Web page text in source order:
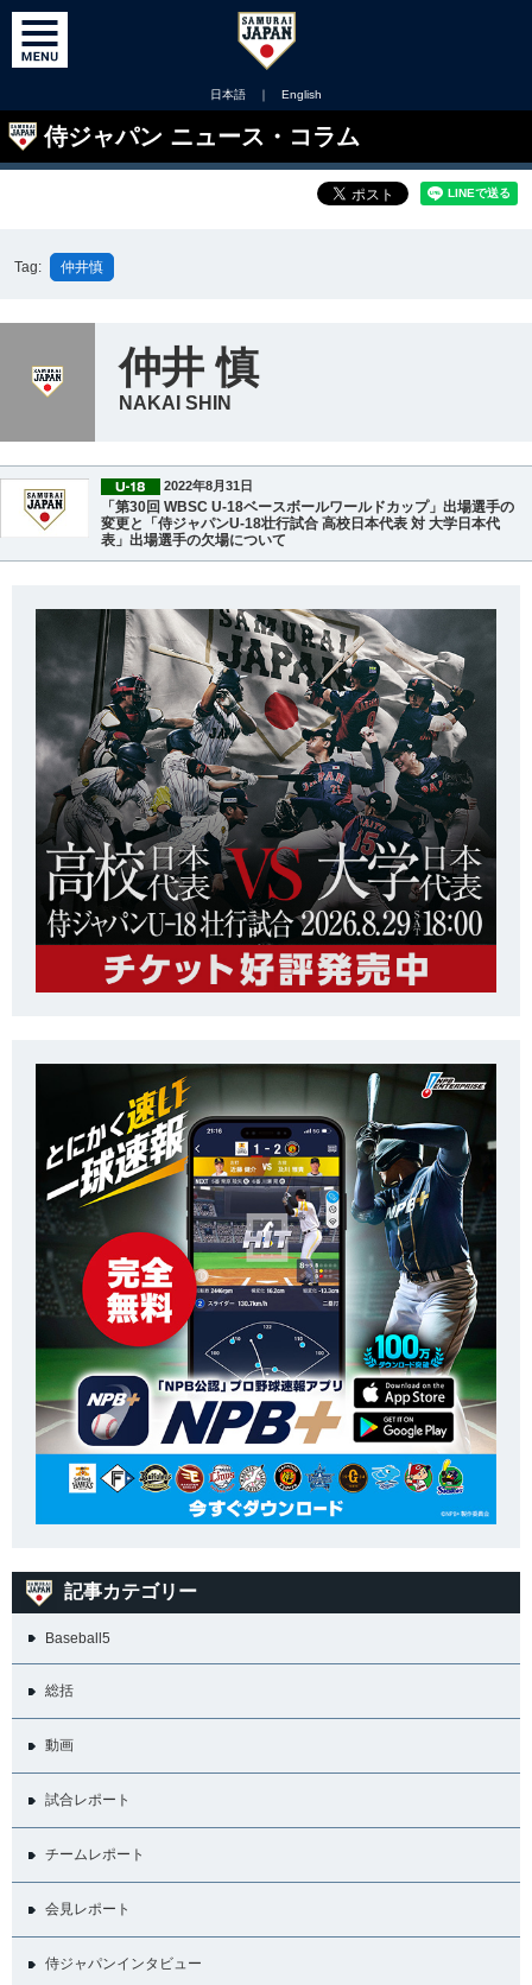
日本語 ｜ English
侍ジャパン ニュース・コラム
Tag: 仲井慎
仲井 慎
NAKAI SHIN
2022年8月31日
「第30回 WBSC U-18ベースボールワールドカップ」出場選手の
変更と「侍ジャパンU-18壮行試合 高校日本代表 対 大学日本代
表」出場選手の欠場について
記事カテゴリー
Baseball5
総括
動画
試合レポート
チームレポート
会見レポート
侍ジャパンインタビュー